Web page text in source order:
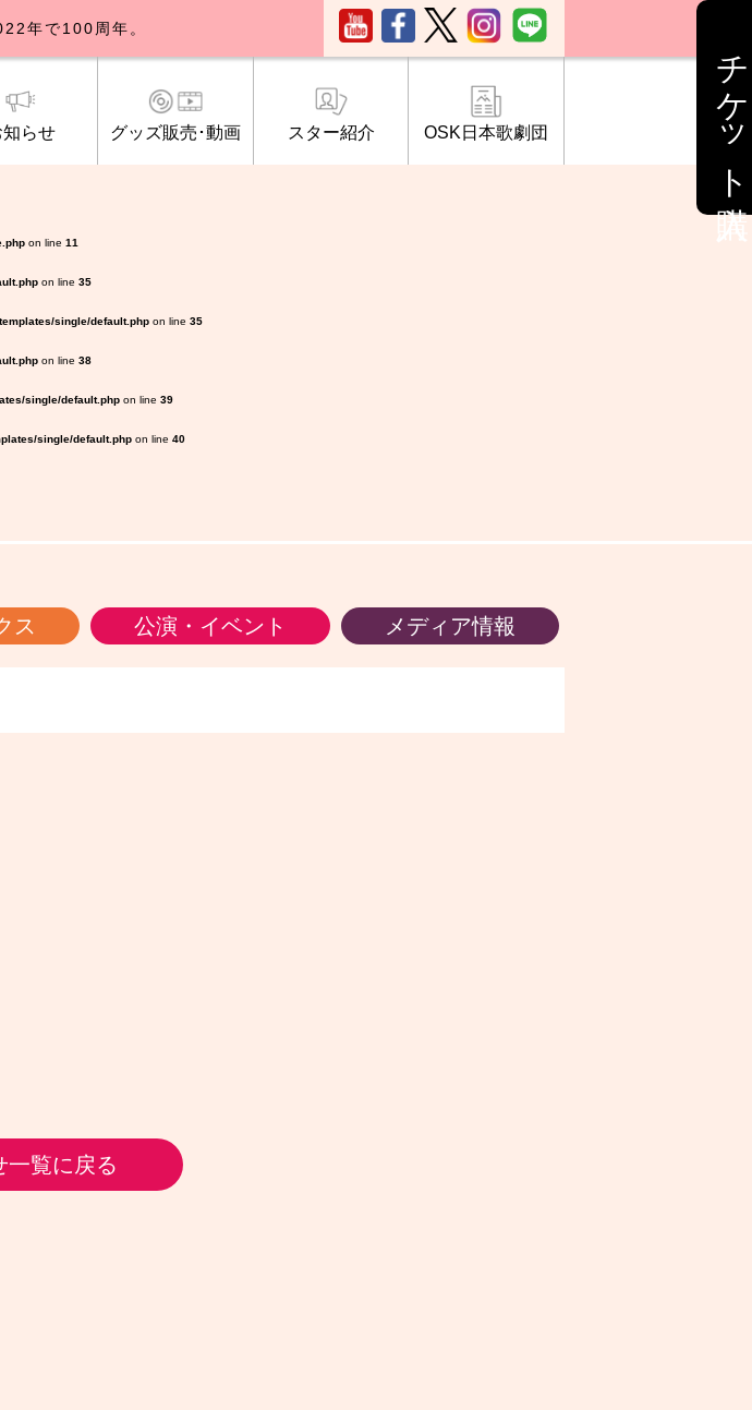
on line 11
on line 35
single/default.php on line 35
on line 38
single/default.php on line 39
single/default.php on line 40
チケット購入
年で100周年。
ラー公演
知らせ グッズ販売･動画 スター紹介 OSK日本歌劇団
について
ス 公演・イベント メディア情報
一覧に戻る